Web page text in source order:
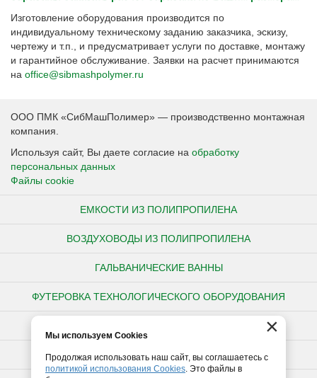
Изготовление оборудования производится по
индивидуальному техническому заданию заказчика, эскизу,
чертежу и т.п., и предусматривает услуги по доставке, монтажу
и гарантийное обслуживание. Заявки на расчет принимаются
на office@sibmashpolymer.ru
ООО ПМК «СибМашПолимер» — производственно монтажная
компания.
Используя сайт, Вы даете согласие на обработку
персональных данных
Файлы cookie
ЕМКОСТИ ИЗ ПОЛИПРОПИЛЕНА
ВОЗДУХОВОДЫ ИЗ ПОЛИПРОПИЛЕНА
ГАЛЬВАНИЧЕСКИЕ ВАННЫ
ФУТЕРОВКА ТЕХНОЛОГИЧЕСКОГО ОБОРУДОВАНИЯ
НЕСТАНДАРТНЫЕ ИЗДЕЛИЯ ИЗ ПОЛИПРОПИЛЕНА
ПОЛИПРОПИЛЕНОВЫЕ ТРУБЫ
×
Мы используем Cookies
Продолжая использовать наш сайт, вы соглашаетесь с
политикой использования Cookies. Это файлы в